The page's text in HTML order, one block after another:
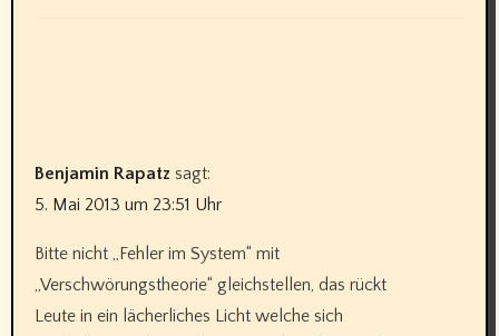
Benjamin Rapatz sagt:
5. Mai 2013 um 23:51 Uhr
Bitte nicht „Fehler im System“ mit
„Verschwörungstheorie“ gleichstellen, das rückt
Leute in ein lächerliches Licht welche sich